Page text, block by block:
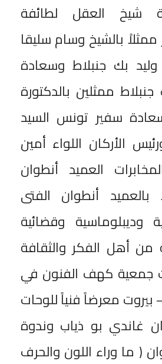
شيخ العقل لطائفة
ممثلاً بالشيخ وسام سليقا
بك جنبلاط وسعادة
جنبلاط ممثلين بالدكتورة
سفير تونس السيد
الأركان اللواء أمين
العميد أنطوان
أنطوان الفتى
وديبلوماسية وقضائية
من أهل الفكر والثقافة
جمعية كهف الفنون في
معرضاً فنياً للوحات
غاندي بو ذياب وندوة
( ما وراء اللون والحرف